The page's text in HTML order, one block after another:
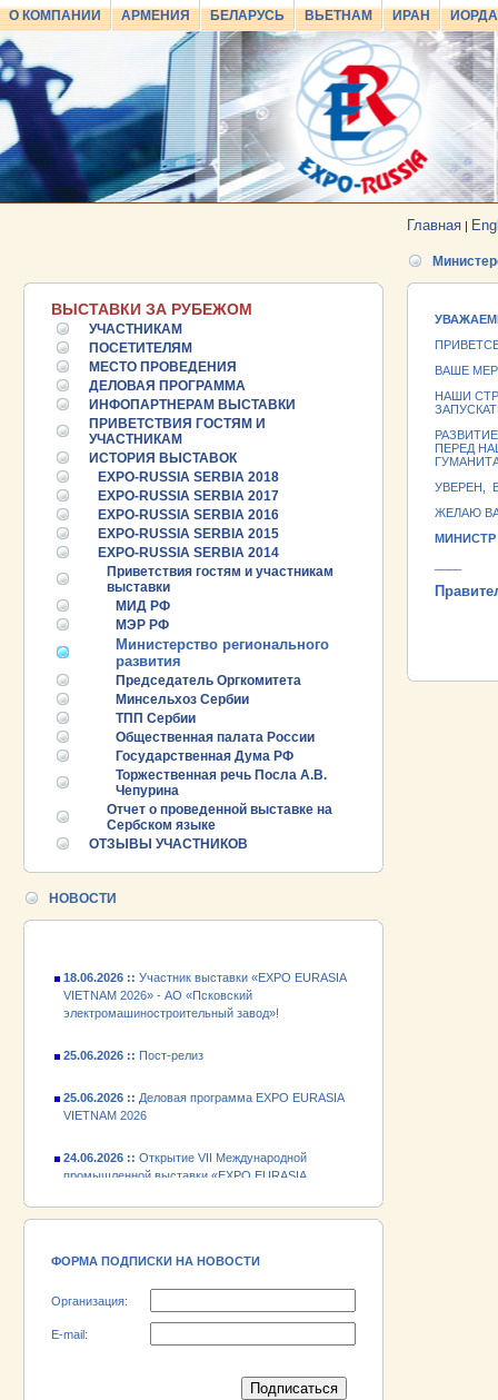
О КОМПАНИИ АРМЕНИЯ БЕЛАРУСЬ ВЬЕТНАМ ИРАН
Главная |
ВЫСТАВКИ ЗА РУБЕЖОМ
УЧАСТНИКАМ
ПОСЕТИТЕЛЯМ
МЕСТО ПРОВЕДЕНИЯ
ДЕЛОВАЯ ПРОГРАММА
ИНФОПАРТНЕРАМ ВЫСТАВКИ
ПРИВЕТСТВИЯ ГОСТЯМ И
УЧАСТНИКАМ
ИСТОРИЯ ВЫСТАВОК
EXPO-RUSSIA SERBIA 2018
EXPO-RUSSIA SERBIA 2017
EXPO-RUSSIA SERBIA 2016
EXPO-RUSSIA SERBIA 2015
EXPO-RUSSIA SERBIA 2014
Приветствия гостям и участникам
выставки
МИД РФ
МЭР РФ
Министерство регионального
развития
Председатель Оргкомитета
Минсельхоз Сербии
ТПП Сербии
Общественная палата России
Государственная Дума РФ
Торжественная речь Посла А.В.
Чепурина
Отчет о проведенной выставке на
Сербском языке
ОТЗЫВЫ УЧАСТНИКОВ
НОВОСТИ
25.06.2026 ::Пост-релиз
25.06.2026 ::Деловая программа EXPO EURASIA
VIETNAM 2026
24.06.2026 ::Открытие VII Международной
промышленной выставки «EXPO EURASIA
VIETNAM 2026» - АО «Псковский
электромашиностроительный завод»!
VIETNAM 2026
промышленной выставки «EXPO EURASIA
VIETNAM 2026»
ФОРМА ПОДПИСКИ НА НОВОСТИ
Организация:
E-mail:
ВАШЕ
НАШИ
ПЕРЕД
УВЕРЕН,
ЖЕЛАЮ